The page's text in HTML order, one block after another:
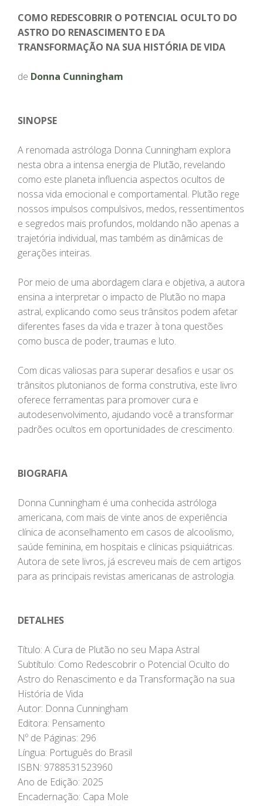
COMO REDESCOBRIR O POTENCIAL OCULTO DO
ASTRO DO RENASCIMENTO E DA
TRANSFORMAÇÃO NA SUA HISTÓRIA DE VIDA
de Donna Cunningham
SINOPSE
A renomada astróloga Donna Cunningham explora
nesta obra a intensa energia de Plutão, revelando
como este planeta influencia aspectos ocultos de
nossa vida emocional e comportamental. Plutão rege
nossos impulsos compulsivos, medos, ressentimentos
e segredos mais profundos, moldando não apenas a
trajetória individual, mas também as dinâmicas de
gerações inteiras.
Por meio de uma abordagem clara e objetiva, a autora
ensina a interpretar o impacto de Plutão no mapa
astral, explicando como seus trânsitos podem afetar
diferentes fases da vida e trazer à tona questões
como busca de poder, traumas e luto.
Com dicas valiosas para superar desafios e usar os
trânsitos plutonianos de forma construtiva, este livro
oferece ferramentas para promover cura e
autodesenvolvimento, ajudando você a transformar
padrões ocultos em oportunidades de crescimento.
BIOGRAFIA
Donna Cunningham é uma conhecida astróloga
americana, com mais de vinte anos de experiência
clínica de aconselhamento em casos de alcoolismo,
saúde feminina, em hospitais e clínicas psiquiátricas.
Autora de sete livros, já escreveu mais de cem artigos
para as principais revistas americanas de astrologia.
DETALHES
Título: A Cura de Plutão no seu Mapa Astral
Subtítulo: Como Redescobrir o Potencial Oculto do
Astro do Renascimento e da Transformação na sua
História de Vida
Autor: Donna Cunningham
Editora: Pensamento
Nº de Páginas: 296
Língua: Português do Brasil
ISBN: 9788531523960
Ano de Edição: 2025
Encadernação: Capa Mole